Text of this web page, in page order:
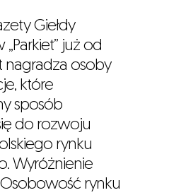
Giełdy
już od
nagradza osoby
które
sposób
do rozwoju
rynku
Wyróżnienie
rynku